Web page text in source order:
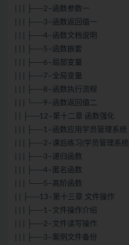
| | | ├──2–函数参数一
| | | ├──3–函数返回值一
| | | ├──4–函数文档说明
| | | ├──5–函数嵌套
| | | ├──6–局部变量
| | | ├──7–全局变量
| | | ├──8–函数执行流程
| | | └──9–函数返回值二
| | ├──12–第十二章 函数强化
| | | ├──1–函数应用学员管理系统
| | | ├──2–课后练习(学员管理系
| | | ├──3–递归函数
| | | ├──4–匿名函数
| | | └──5–高阶函数
| | ├──13–第十三章 文件操作
| | | ├──1–文件操作介绍
| | | ├──2–文件读写操作
| | | ├──3–案例文件备份